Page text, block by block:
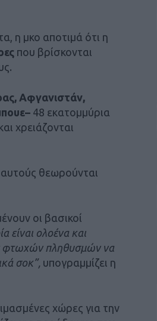
η μκο αποτιμά ότι η
που βρίσκονται
Αφγανιστάν,
48 εκατομμύρια
χρειάζονται
θεωρούνται
οι βασικοί
είναι ολοένα και
φτωχών πληθυσμών να
σοκ”, υπογραμμίζει η
χώρες για την